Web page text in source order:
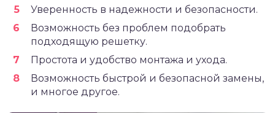
Уверенность в надежности и безопасности.
Возможность без проблем подобрать
подходящую решетку.
Простота и удобство монтажа и ухода.
Возможность быстрой и безопасной замены,
и многое другое.